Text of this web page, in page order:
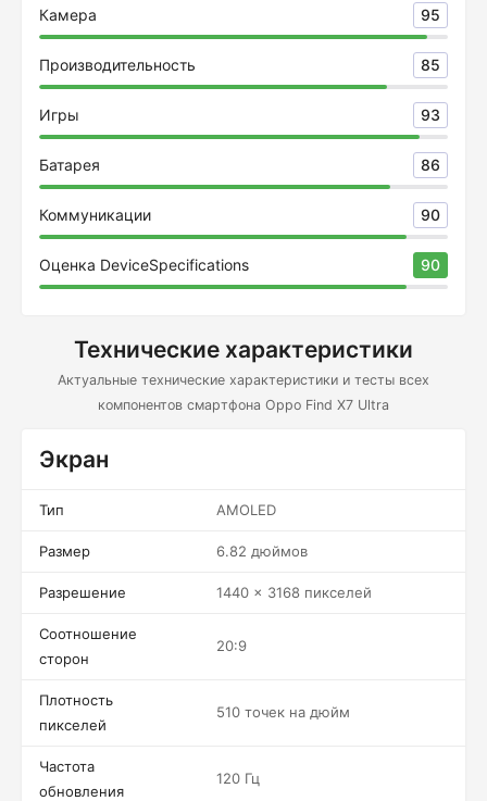
Камера 95
Производительность 85
Игры 93
Батарея 86
Коммуникации 90
Оценка DeviceSpecifications 90
Технические характеристики
Актуальные технические характеристики и тесты всех
компонентов смартфона Oppo Find X7 Ultra
Экран
Тип AMOLED
Размер 6.82 дюймов
Разрешение 1440 x 3168 пикселей
Соотношение
сторон
20:9
Плотность
пикселей
510 точек на дюйм
Частота
обновления
120 Гц